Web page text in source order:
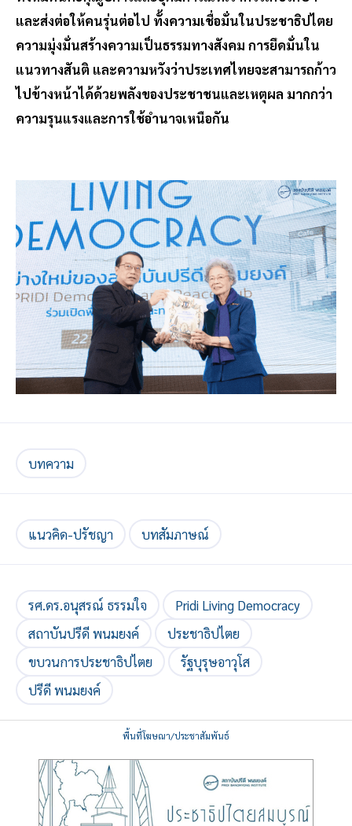
และส่งต่อให้คนรุ่นต่อไป ทั้งความเชื่อมั่นในประชาธิปไตย
ความมุ่งมั่นสร้างความเป็นธรรมทางสังคม การยึดมั่นใน
แนวทางสันติ และความหวังว่าประเทศไทยจะสามารถก้าว
ไปข้างหน้าได้ด้วยพลังของประชาชนและเหตุผล มากกว่า
ความรุนแรงและการใช้อำนาจเหนือกัน
บทความ
แนวคิด-ปรัชญา บทสัมภาษณ์
รศ.ดร.อนุสรณ์ ธรรมใจ
Pridi Living Democracy
สถาบันปรีดี พนมยงค์
ประชาธิปไตย
ขบวนการประชาธิปไตย
รัฐบุรุษอาวุโส
ปรีดี พนมยงค์
พื้นที่โฆษณา/ประชาสัมพันธ์